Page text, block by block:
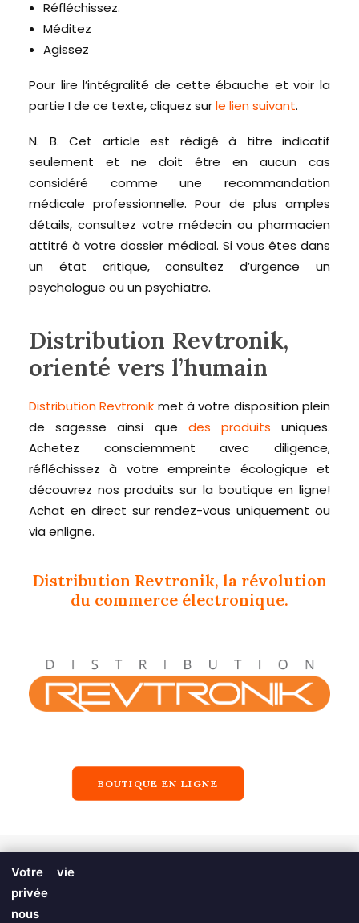
Réfléchissez.
Méditez
Agissez
Pour lire l’intégralité de cette ébauche et voir la
partie I de ce texte, cliquez surle lien suivant.
N. B. Cet article est rédigé à titre indicatif
seulement et ne doit être en aucun cas
considéré comme une recommandation
médicale professionnelle. Pour de plus amples
détails, consultez votre médecin ou pharmacien
attitré à votre dossier médical. Si vous êtes dans
un état critique, consultez d’urgence un
psychologue ou un psychiatre.
Distribution Revtronik,
orienté vers l’humain
Distribution Revtronik met à votre disposition plein
de sagesse ainsi que des produits uniques.
Achetez consciemment avec diligence,
réfléchissez à votre empreinte écologique et
découvrez nos produits sur la boutique en ligne!
Achat en direct sur rendez-vous uniquement ou
via enligne.
Distribution Revtronik, la révolution
du commerce électronique.
BOUTIQUE EN LIGNE
Votre vie
privée
nous